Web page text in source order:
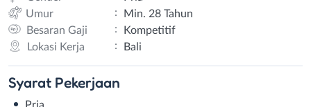
Umur
:
Min. 28 Tahun
Besaran Gaji
:
Kompetitif
Lokasi Kerja
: Bali
Syarat Pekerjaan
Pria